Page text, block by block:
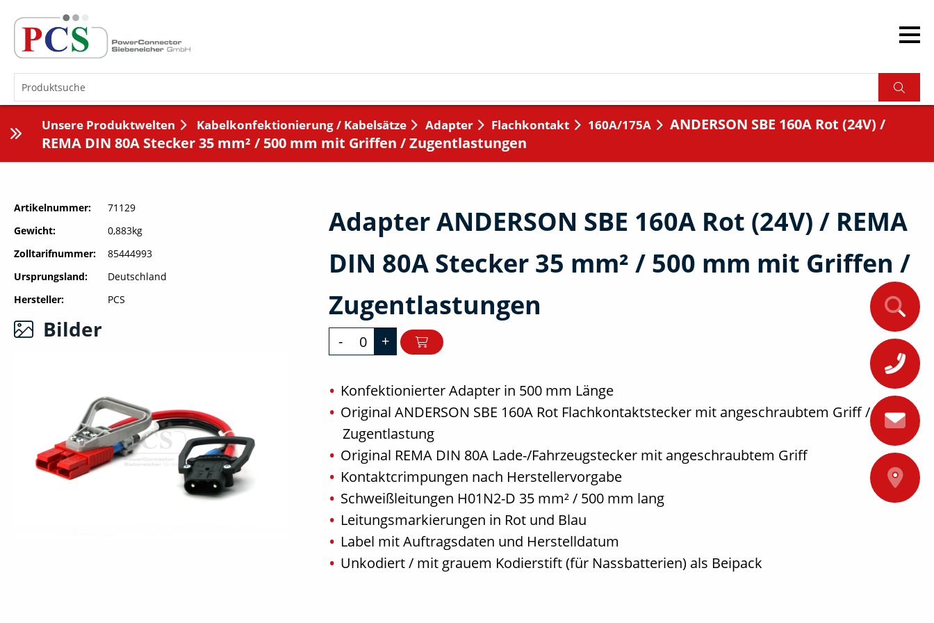
Unsere Produktwelten Kabelkonfektionierung / Kabelsätze Adapter Flachkontakt 160A/175A
ANDERSON SBE 160A Rot (24V) /
REMA DIN 80A Stecker 35 mm² / 500 mm mit Griffen / Zugentlastungen
Artikelnummer
71129
Gewicht
0,883kg
Zolltarifnummer
85444993
Ursprungsland
Deutschland
Hersteller
PCS
Bilder
Adapter ANDERSON SBE 160A Rot (24V) / REMA
DIN 80A Stecker 35 mm² / 500 mm mit Griffen /
Zugentlastungen
- +
Konfektionierter Adapter in 500 mm Länge
Original ANDERSON SBE 160A Rot Flachkontaktstecker mit angeschraubtem Griff /
Zugentlastung
Original REMA DIN 80A Lade-/Fahrzeugstecker mit angeschraubtem Griff
Kontaktcrimpungen nach Herstellervorgabe
Schweißleitungen H01N2-D 35 mm² / 500 mm lang
Leitungsmarkierungen in Rot und Blau
Label mit Auftragsdaten und Herstelldatum
Unkodiert / mit grauem Kodierstift (für Nassbatterien) als Beipack